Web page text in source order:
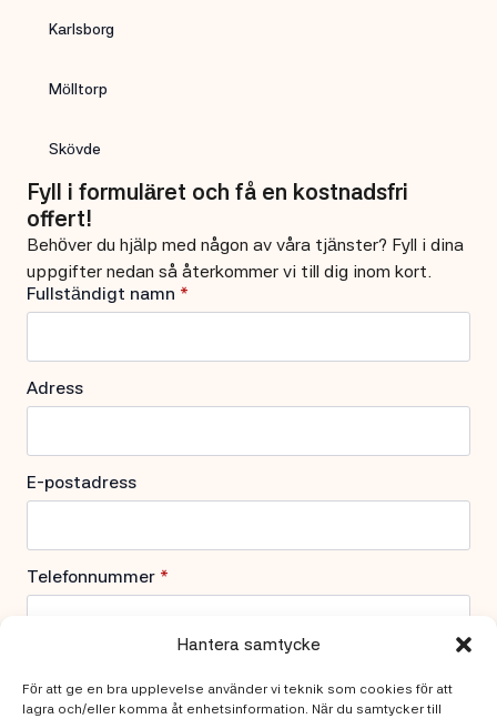
Hantera samtycke
För att ge en bra upplevelse använder vi teknik som cookies för att
lagra och/eller komma åt enhetsinformation. När du samtycker till
Karlsborg
Mölltorp
Skövde
Fyll i formuläret och få en kostnadsfri
offert!
Behöver du hjälp med någon av våra tjänster? Fyll i dina
uppgifter nedan så återkommer vi till dig inom kort.
Fullständigt namn *
Adress
E-postadress
Telefonnummer *